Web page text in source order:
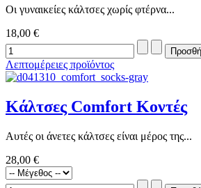
Οι γυναικείες κάλτσες χωρίς φτέρνα...
18,00 €
Λεπτομέρειες προϊόντος
Κάλτσες Comfort Κοντές
Αυτές οι άνετες κάλτσες είναι μέρος της...
28,00 €